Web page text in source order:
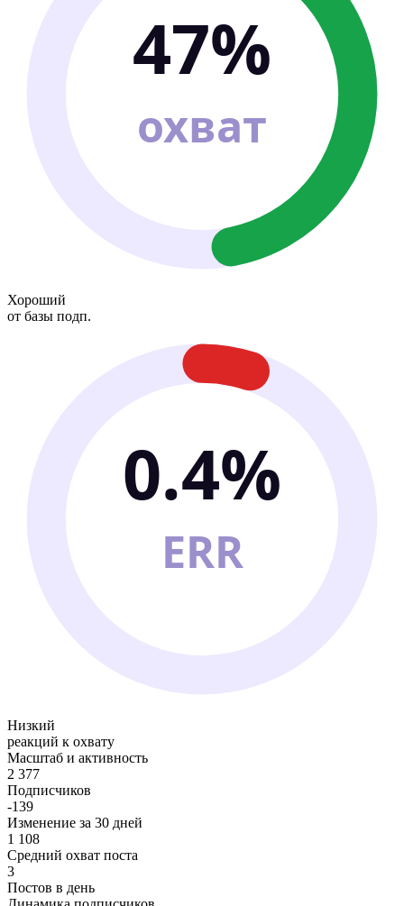
47%
охват
Хороший
от базы подп.
0.4%
ERR
Низкий
реакций к охвату
Масштаб и активность
2 377
Подписчиков
-139
Изменение за 30 дней
1 108
Средний охват поста
3
Постов в день